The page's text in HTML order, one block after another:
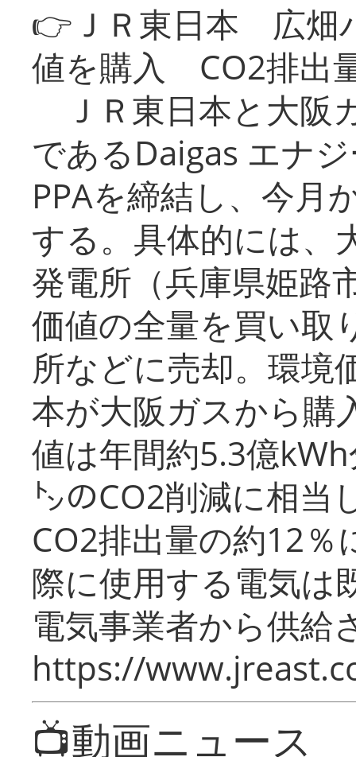
👉ＪＲ東日本 広畑
値を購入 CO2排出
ＪＲ東日本と大阪
であるDaigas エナ
PPAを締結し、今月
する。具体的には、
発電所（兵庫県姫路
価値の全量を買い取
所などに売却。環境
本が大阪ガスから購
値は年間約5.3億
㌧のCO2削減に相当
CO2排出量の約12％
際に使用する電気は
電気事業者から供給
https://
📺動画ニュース